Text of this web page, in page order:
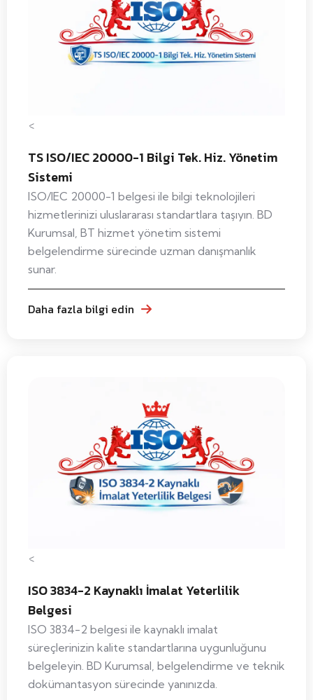
<
TS ISO/IEC 20000-1 Bilgi Tek. Hiz. Yönetim
Sistemi
ISO/IEC 20000-1 belgesi ile bilgi teknolojileri
hizmetlerinizi uluslararası standartlara taşıyın. BD
Kurumsal, BT hizmet yönetim sistemi
belgelendirme sürecinde uzman danışmanlık
sunar.
Daha fazla bilgi edin
<
ISO 3834-2 Kaynaklı İmalat Yeterlilik
Belgesi
ISO 3834-2 belgesi ile kaynaklı imalat
süreçlerinizin kalite standartlarına uygunluğunu
belgeleyin. BD Kurumsal, belgelendirme ve teknik
dokümantasyon sürecinde yanınızda.